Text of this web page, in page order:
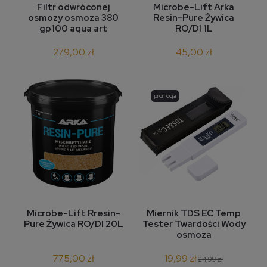
Filtr odwróconej
osmozy osmoza 380
gp100 aqua art
279,00 zł
Microbe-Lift Arka
Resin-Pure Żywica
RO/DI 1L
45,00 zł
Microbe-Lift Rresin-
Pure Żywica RO/DI 20L
775,00 zł
Miernik TDS EC Temp
Tester Twardości Wody
osmoza
19,99 zł24,99 zł
promocja